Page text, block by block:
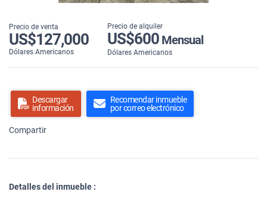
Precio de venta
US$127,000
Dólares Americanos
Precio de alquiler
US$600 Mensual
Dólares Americanos
Descargar
información
Recomendar inmueble
por correo electrónico
Compartir
Detalles del inmueble :